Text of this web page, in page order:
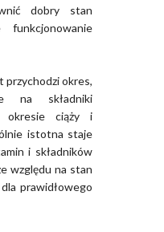
dobry stan
przychodzi okres,
na składniki
okresie ciąży i
istotna staje
i składników
względu na stan
prawidłowego